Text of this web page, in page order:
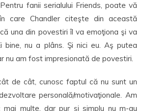
fanii serialului Friends, poate vă
care Chandler citeşte din această
una din povestiri îl va emoţiona şi va
bine, nu a plâns. Şi nici eu. Aş putea
nu am fost impresionată de povestiri.
de cât, cunosc faptul că nu sunt un
personală/motivaţionale. Am
multe, dar pur şi simplu nu m-au